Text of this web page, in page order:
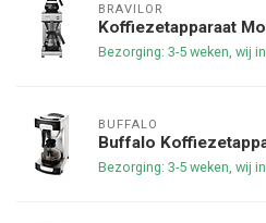
BRAVILOR
Koffiezetapparaat
Bezorging: 3-5 weken, wij
BUFFALO
Buffalo
Bezorging: 3-5 weken, wij